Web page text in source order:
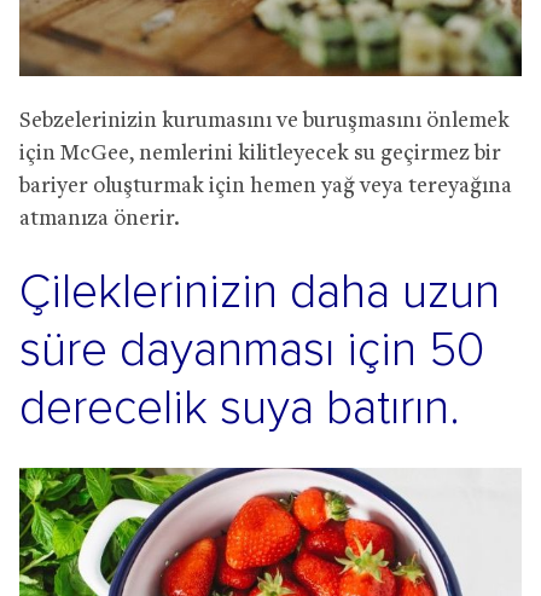
Sebzelerinizin kurumasını ve buruşmasını önlemek
için McGee, nemlerini kilitleyecek su geçirmez bir
bariyer oluşturmak için hemen yağ veya tereyağına
atmanıza önerir.
Çileklerinizin daha uzun
süre dayanması için 50
derecelik suya batırın.